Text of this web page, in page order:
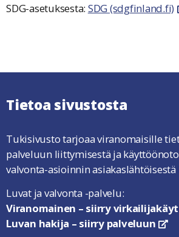
SDG-asetuksesta: SDG (sdgfinland.fi)
Tietoa sivustosta
Tukisivusto tarjoaa viranomaisille
palveluun liittymisestä ja
valvonta-asioinnin
Luvat ja valvonta -palvelu:
Viranomainen – siirry
Luvan hakija – siirry palveluun